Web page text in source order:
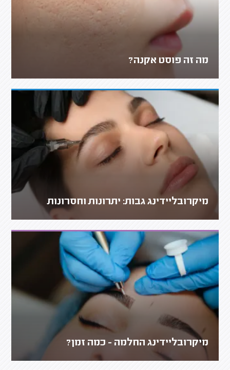
מה זה פוסט אקנה?
מיקרובליידינג גבות: יתרונות וחסרונות
מיקרובליידינג החלמה - כמה זמן?